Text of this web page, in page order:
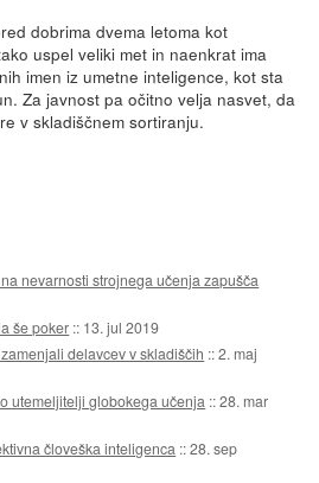
dobrima dvema letoma kot
uspel veliki met in naenkrat ima
imen iz umetne inteligence, kot sta
Za javnost pa očitno velja nasvet, da
v skladiščnem sortiranju.
nevarnosti strojnega učenja zapušča
še poker :: 13. jul 2019
delavcev v skladiščih ::2. maj
utemeljitelji globokega učenja ::28. mar
človeška inteligenca ::28. sep